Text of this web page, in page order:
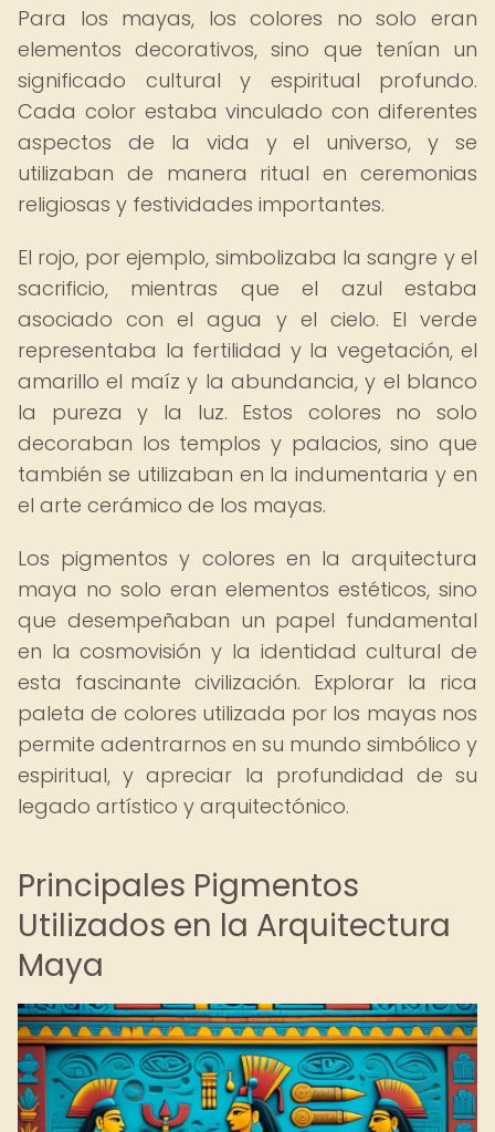
Para los mayas, los colores no solo eran
elementos decorativos, sino que tenían un
significado cultural y espiritual profundo.
Cada color estaba vinculado con diferentes
aspectos de la vida y el universo, y se
utilizaban de manera ritual en ceremonias
religiosas y festividades importantes.
El rojo, por ejemplo, simbolizaba la sangre y el
sacrificio, mientras que el azul estaba
asociado con el agua y el cielo. El verde
representaba la fertilidad y la vegetación, el
amarillo el maíz y la abundancia, y el blanco
la pureza y la luz. Estos colores no solo
decoraban los templos y palacios, sino que
también se utilizaban en la indumentaria y en
el arte cerámico de los mayas.
Los pigmentos y colores en la arquitectura
maya no solo eran elementos estéticos, sino
que desempeñaban un papel fundamental
en la cosmovisión y la identidad cultural de
esta fascinante civilización. Explorar la rica
paleta de colores utilizada por los mayas nos
permite adentrarnos en su mundo simbólico y
espiritual, y apreciar la profundidad de su
legado artístico y arquitectónico.
Principales Pigmentos
Utilizados en la Arquitectura
Maya